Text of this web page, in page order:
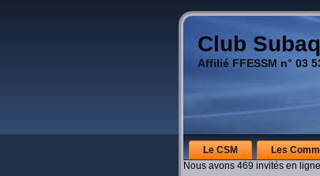
Club
Affilié FFESSM n° 03
Le CSM Les
Nous avons 469 invités en ligne